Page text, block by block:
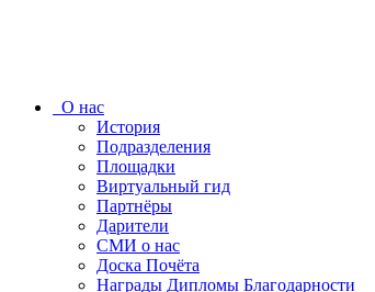
О нас
История
Подразделения
Площадки
Виртуальный гид
Партнёры
Дарители
СМИ о нас
Доска Почёта
Награды Дипломы Благодарности